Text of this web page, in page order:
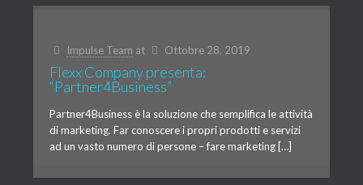
Impulse Team at Ottobre 28, 2019
Flexx Company presenta:
“Partner4Business”
Partner4Business è la soluzione che semplifica le attività
di marketing. Far conoscere i propri prodotti e servizi
ad un vasto numero di persone – fare marketing […]